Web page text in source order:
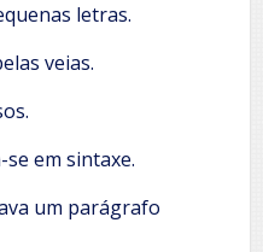
letras.
veias.
em sintaxe.
um parágrafo